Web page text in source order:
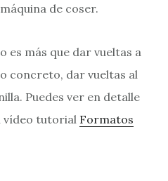
de coser.
es más que dar vueltas a
concreto, dar vueltas al
Puedes ver en detalle
vídeo tutorial Formatos